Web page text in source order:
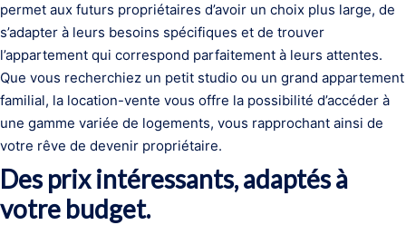
permet aux futurs propriétaires d’avoir un choix plus large, de
s’adapter à leurs besoins spécifiques et de trouver
l’appartement qui correspond parfaitement à leurs attentes.
Que vous recherchiez un petit studio ou un grand appartement
familial, la location-vente vous offre la possibilité d’accéder à
une gamme variée de logements, vous rapprochant ainsi de
votre rêve de devenir propriétaire.
Des prix intéressants, adaptés à
votre budget.